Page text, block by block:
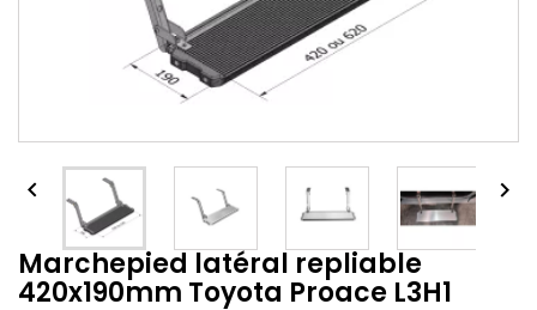
 
Marchepied latéral repliable
420x190mm Toyota Proace L3H1